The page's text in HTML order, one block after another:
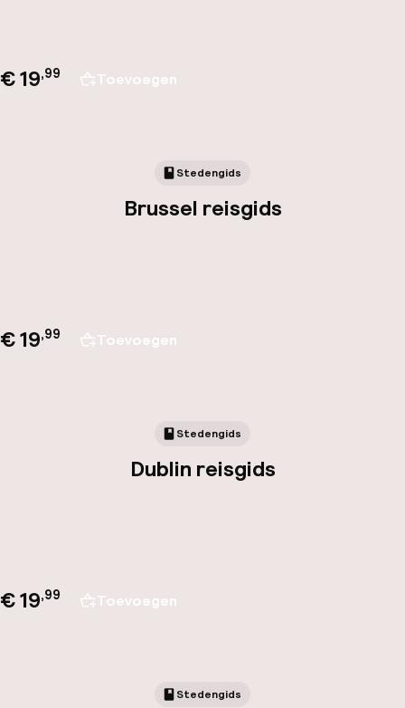
€ 19,99 Toevoegen
Stedengids
Brussel reisgids
€ 19,99 Toevoegen
Stedengids
Dublin reisgids
€ 19,99 Toevoegen
Stedengids